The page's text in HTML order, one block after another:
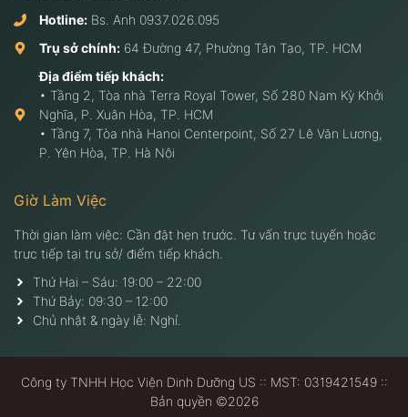
Hotline: Bs. Anh 0937.026.095
Trụ sở chính: 64 Đường 47, Phường Tân Tạo, TP. HCM
Địa điểm tiếp khách:
• Tầng 2, Tòa nhà Terra Royal Tower, Số 280 Nam Kỳ Khởi
Nghĩa, P. Xuân Hòa, TP. HCM
• Tầng 7, Tòa nhà Hanoi Centerpoint, Số 27 Lê Văn Lương,
P. Yên Hòa, TP. Hà Nội
Giờ Làm Việc
Thời gian làm việc: Cần đặt hẹn trước. Tư vấn trực tuyến hoặc
trực tiếp tại trụ sở/ điểm tiếp khách.
Thứ Hai – Sáu: 19:00 – 22:00
Thứ Bảy: 09:30 – 12:00
Chủ nhật & ngày lễ: Nghỉ.
Công ty TNHH Học Viện Dinh Dưỡng US :: MST: 0319421549 ::
Bản quyền ©2026